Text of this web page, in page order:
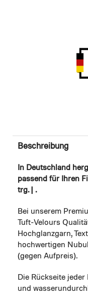
Beschreibung
In Deutschland
passend für Ihren
trg. | .
Bei unserem
Tuft-Velours
Hochglanzgarn,
hochwertigen
(gegen Aufpreis).
Die Rückseite
und